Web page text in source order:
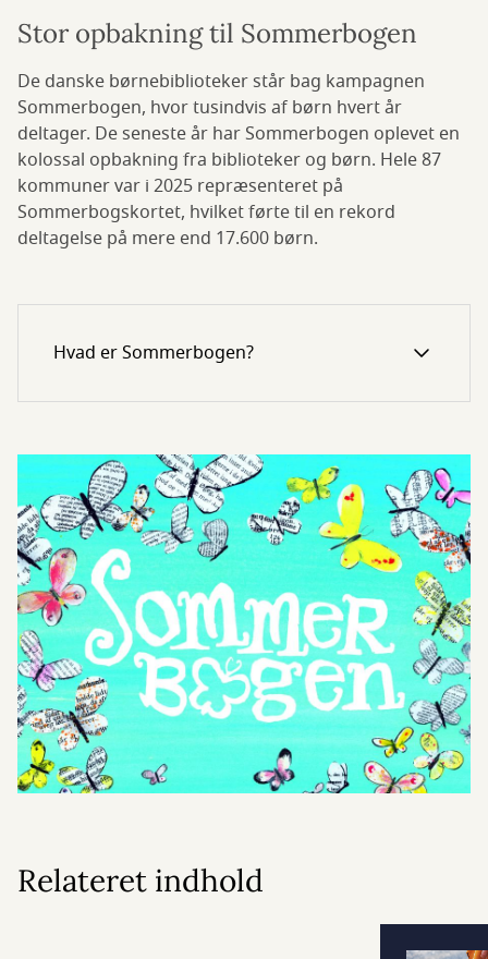
Stor opbakning til Sommerbogen
De danske børnebiblioteker står bag kampagnen
Sommerbogen, hvor tusindvis af børn hvert år
deltager. De seneste år har Sommerbogen oplevet en
kolossal opbakning fra biblioteker og børn. Hele 87
kommuner var i 2025 repræsenteret på
Sommerbogskortet, hvilket førte til en rekord
deltagelse på mere end 17.600 børn.
Hvad er Sommerbogen?
Relateret indhold